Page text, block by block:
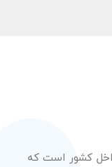
کشور است که